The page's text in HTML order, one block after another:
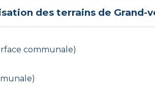
des terrains de Grand-
communale)